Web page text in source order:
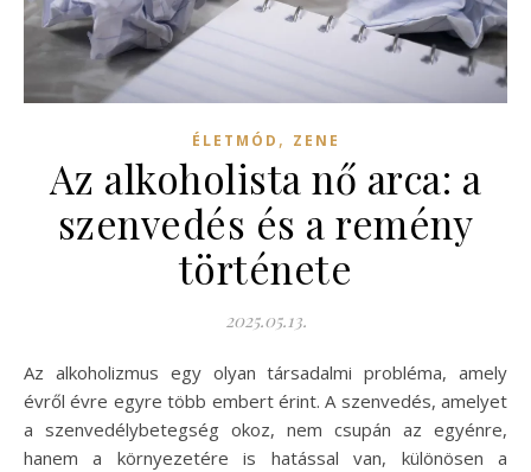
ÉLETMÓD , ZENE
Az alkoholista nő arca: a
szenvedés és a remény
története
2025.05.13.
Az alkoholizmus egy olyan társadalmi probléma, amely
évről évre egyre több embert érint. A szenvedés, amelyet
a szenvedélybetegség okoz, nem csupán az egyénre,
hanem a környezetére is hatással van, különösen a